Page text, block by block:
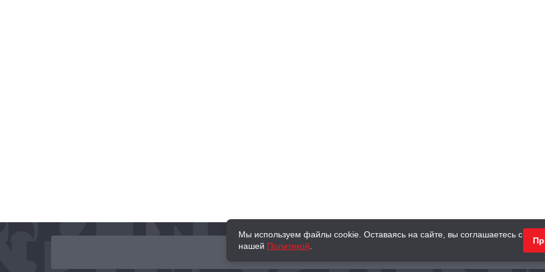
КНИГИ ПОДАРКИ
Мы используем файлы cookie. Оставаясь на сайте, вы соглашаетесь с
нашей Политикой